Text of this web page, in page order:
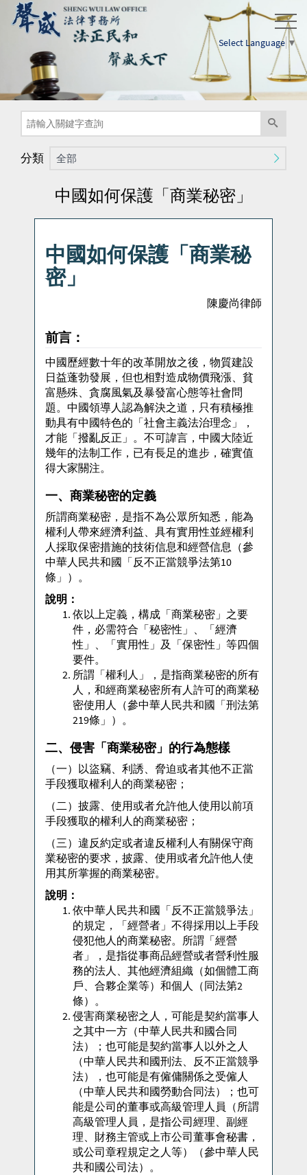
Select Language ▼
分類 全部
中國如何保護「商業秘密」
中國如何保護「商業秘
密」
陳慶尚律師
前言：
中國歷經數十年的改革開放之後，物質建設
日益蓬勃發展，但也相對造成物價飛漲、貧
富懸殊、貪腐風氣及暴發富心態等社會問
題。中國領導人認為解決之道，只有積極推
動具有中國特色的「社會主義法治理念」，
才能「撥亂反正」。不可諱言，中國大陸近
幾年的法制工作，已有長足的進步，確實值
得大家關注。
一、商業秘密的定義
所謂商業秘密，是指不為公眾所知悉，能為
權利人帶來經濟利益、具有實用性並經權利
人採取保密措施的技術信息和經營信息（參
中華人民共和國「反不正當競爭法第10
條」）。
說明：
依以上定義，構成「商業秘密」之要
件，必需符合「秘密性」、「經濟
性」、「實用性」及「保密性」等四個
要件。
所謂「權利人」，是指商業秘密的所有
人，和經商業秘密所有人許可的商業秘
密使用人（參中華人民共和國「刑法第
219條」）。
二、侵害「商業秘密」的行為態樣
（一）以盜竊、利誘、脅迫或者其他不正當
手段獲取權利人的商業秘密；
（二）披露、使用或者允許他人使用以前項
手段獲取的權利人的商業秘密；
（三）違反約定或者違反權利人有關保守商
業秘密的要求，披露、使用或者允許他人使
用其所掌握的商業秘密。
說明：
依中華人民共和國「反不正當競爭法」
的規定，「經營者」不得採用以上手段
侵犯他人的商業秘密。所謂「經營
者」，是指從事商品經營或者營利性服
務的法人、其他經濟組織（如個體工商
戶、合夥企業等）和個人（同法第2
條）。
侵害商業秘密之人，可能是契約當事人
之其中一方（中華人民共和國合同
法）；也可能是契約當事人以外之人
（中華人民共和國刑法、反不正當競爭
法），也可能是有僱傭關係之受僱人
（中華人民共和國勞動合同法）；也可
能是公司的董事或高級管理人員（所謂
高級管理人員，是指公司經理、副經
理、財務主管或上市公司董事會秘書，
或公司章程規定之人等）（參中華人民
共和國公司法）。